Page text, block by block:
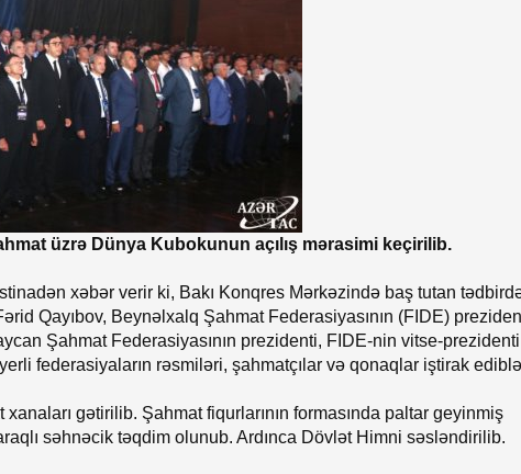
üzrə Dünya Kubokunun açılış mərasimi keçirilib.
xəbər verir ki, Bakı Konqres Mərkəzində baş tutan
Qayıbov, Beynəlxalq Şahmat Federasiyasının (FIDE)
Şahmat Federasiyasının prezidenti, FIDE-nin vitse-prezidenti
federasiyaların rəsmiləri, şahmatçılar və qonaqlar iştirak
gətirilib. Şahmat fiqurlarının formasında paltar geyinmiş
səhnəcik təqdim olunub. Ardınca Dövlət Himni səsləndirilib.